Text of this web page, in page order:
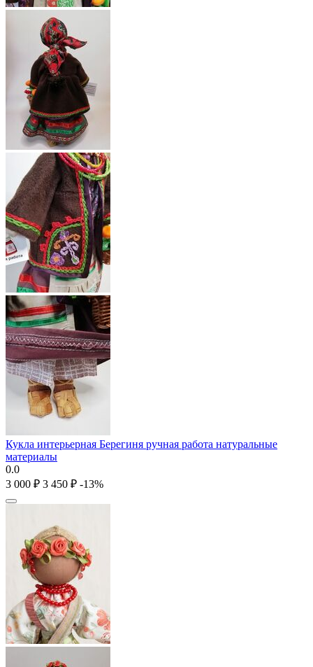
Кукла интерьерная Берегиня ручная работа натуральные
материалы
0.0
3 000 ₽ 3 450 ₽ -13%